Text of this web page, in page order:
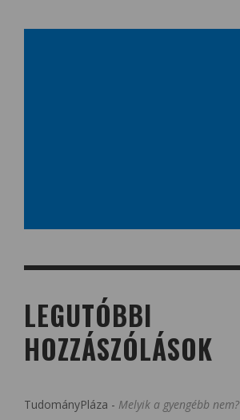
LEGUTÓBBI
HOZZÁSZÓLÁSOK
TudományPláza - Melyik a gyengébb nem?